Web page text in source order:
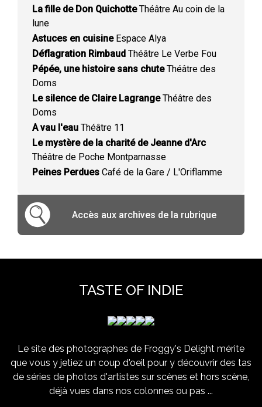
La fille de Don QuichotteThéâtre Au coin de la
lune
Astuces en cuisineEspace Alya
Déflagration Rimbaud Théâtre Le Verbe Fou
Pépée, une histoire sans chuteThéâtre des
Doms
Le silence de Claire LagrangeThéâtre des
Doms
A vau l'eau Théâtre 11
Le mystère de la charité de Jeanne d'Arc
Théâtre de Poche Montparnasse
Peines Perdues Café de la Gare / L'Oriflamme
Accès aux archives de la rubrique
TASTE OF INDIE
Le site des photographes de Froggy's Delight mérite
que vous y jetiez un coup d'oeil pour y découvrir des tas
de séries de photos d'artistes sur scènes et hors scène,
déjà vues dans nos colonnes ou pas ...